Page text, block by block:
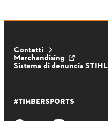
Contatti
Merchandising
Sistema di denuncia STIHL
#TIMBERSPORTS